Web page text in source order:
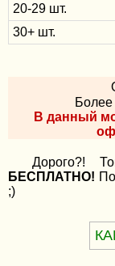
20-29 шт.
30+ шт.
Более
В данный
Дорого?!
БЕСПЛАТНО!
;)